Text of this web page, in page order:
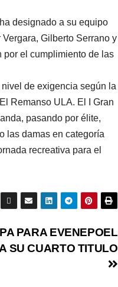
designado a su equipo
Gilberto Serrano y
por el cumplimiento de las
de exigencia según la
Remanso ULA. El I Gran
pasando por élite,
las damas en categoría
recreativa para el
PARA EVENEPOEL
SU CUARTO TITULO